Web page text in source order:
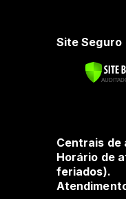
Site Seguro
Centrais de
Horário de
feriados).